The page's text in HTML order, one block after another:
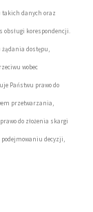
takich danych oraz
obsługi korespondencji.
dostępu,
wobec
Państwu prawo do
przetwarzania,
do złożenia skargi
decyzji,